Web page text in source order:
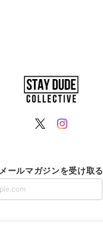
メールマガジンを受け取る